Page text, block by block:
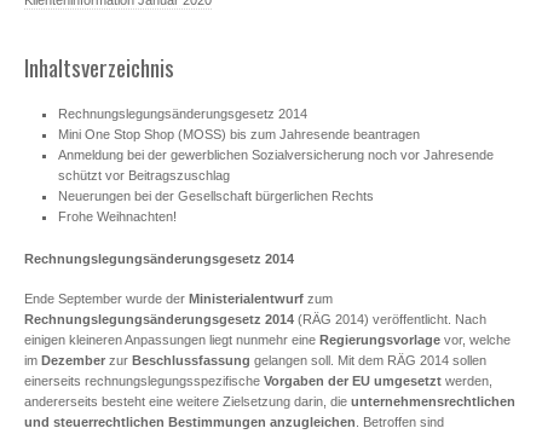
Inhaltsverzeichnis
Rechnungslegungsänderungsgesetz 2014
Mini One Stop Shop (MOSS) bis zum Jahresende beantragen
Anmeldung bei der gewerblichen Sozialversicherung noch vor Jahresende
schützt vor Beitragszuschlag
Neuerungen bei der Gesellschaft bürgerlichen Rechts
Frohe Weihnachten!
Rechnungslegungsänderungsgesetz 2014
Ende September wurde der Ministerialentwurf zum
Rechnungslegungsänderungsgesetz 2014 (RÄG 2014) veröffentlicht. Nach
einigen kleineren Anpassungen liegt nunmehr eine Regierungsvorlage vor, welche
im Dezember zur Beschlussfassung gelangen soll. Mit dem RÄG 2014 sollen
einerseits rechnungslegungsspezifische Vorgaben der EU umgesetzt werden,
andererseits besteht eine weitere Zielsetzung darin, die unternehmensrechtlichen
und steuerrechtlichen Bestimmungen anzugleichen . Betroffen sind